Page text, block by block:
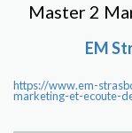
Master 2
EM
https://www.em-
marketing-et-ecoute-